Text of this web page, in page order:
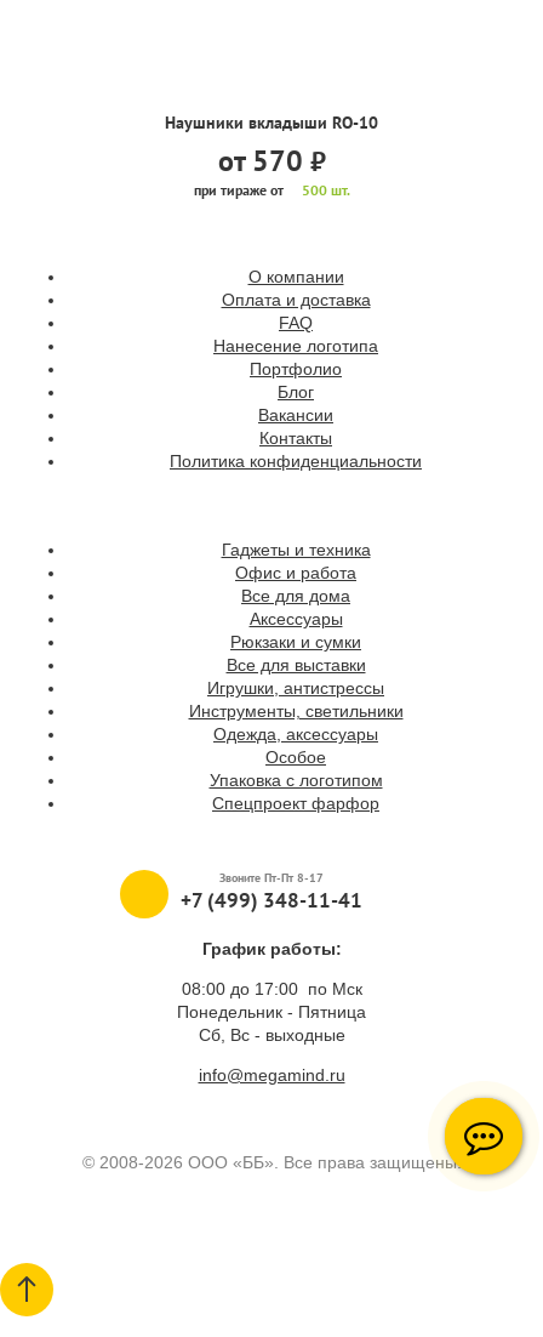
Наушники вкладыши RO-10
от 570 руб.
при тираже от 500 шт.
О компании
Оплата и доставка
FAQ
Нанесение логотипа
Портфолио
Блог
Вакансии
Контакты
Политика конфиденциальности
Гаджеты и техника
Офис и работа
Все для дома
Аксессуары
Рюкзаки и сумки
Все для выставки
Игрушки, антистрессы
Инструменты, светильники
Одежда, аксессуары
Особое
Упаковка с логотипом
Спецпроект фарфор
Звоните Пт-Пт 8-17
+7 (499) 348-11-41
График работы:
08:00 до 17:00 по Мск
Понедельник - Пятница
Сб, Вс - выходные
info@megamind.ru
© 2008-2026 ООО «ББ». Все права защищены.